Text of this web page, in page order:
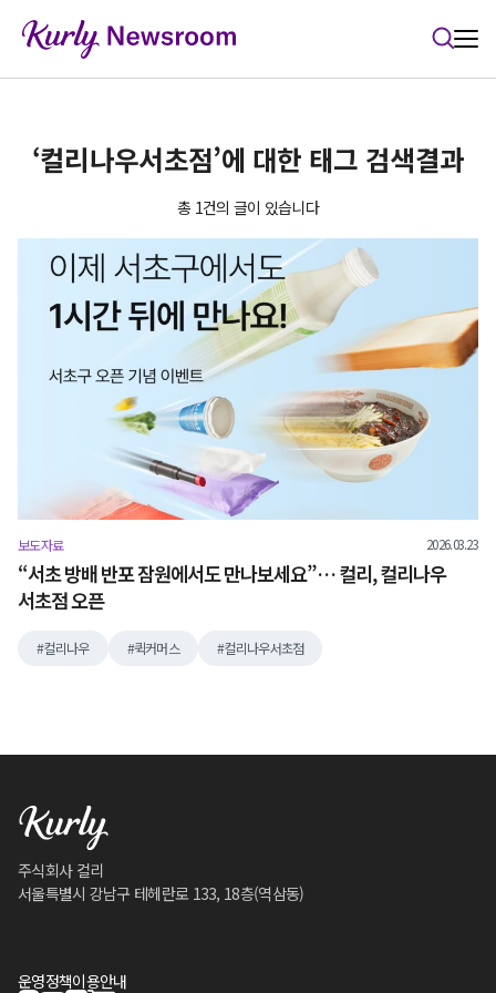
‘컬리나우서초점’에 대한 태그 검색결과
총 1건의 글이 있습니다
보도자료 2026.03.23
“서초 방배 반포 잠원에서도 만나보세요”… 컬리, 컬리나우
서초점 오픈
컬리나우 퀵커머스 컬리나우서초점
주식회사 컬리
서울특별시 강남구 테헤란로 133, 18층(역삼동)
운영정책이용안내